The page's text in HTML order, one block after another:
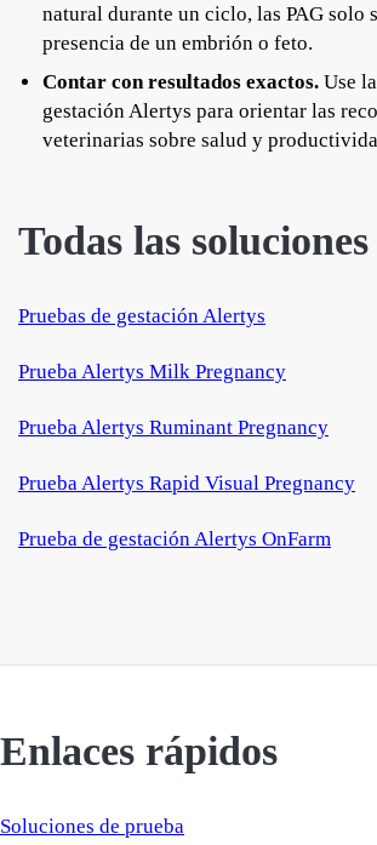
natural durante un ciclo, las PAG solo
presencia de un embrión o feto.
Contar con resultados exactos. Use
gestación Alertys para orientar las
veterinarias sobre salud y
Todas las
Pruebas de gestación Alertys
Prueba Alertys Milk Pregnancy
Prueba Alertys Ruminant Pregnancy
Prueba Alertys Rapid Visual Pregnancy
Prueba de gestación Alertys OnFarm
Enlaces rápidos
Soluciones de prueba